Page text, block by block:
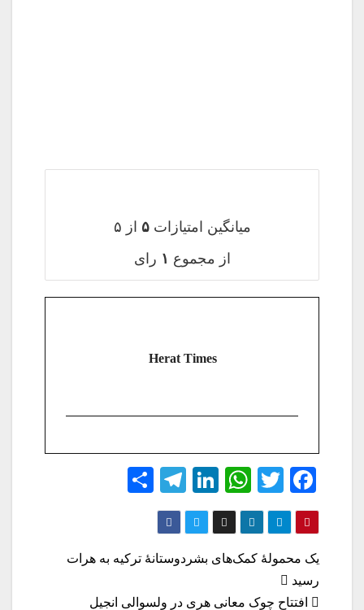
میانگین امتیازات۵ از ۵
از مجموع ۱ رای
Herat Times
Fa
ce
bo
ok
T
wi
tte
r
W
ha
ts
A
Li
nk
ed
In
Te
le
gr
a
راهبری
نوشته
یک محمولۀ کمک‌های بشردوستانۀ ترکیه به هرات
رسید
افتتاح چوک معانی هری در ولسوالی انجیل